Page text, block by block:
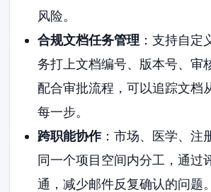
风险。
合规文档任务管理 ：支持自定
务打上文档编号、版本号、审
配合审批流程，可以追踪文档
每一步。
跨职能协作：市场、医学、注
同一个项目空间内分工，通过
通，减少邮件反复确认的问题。